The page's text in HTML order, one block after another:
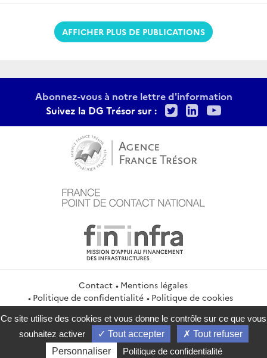
AFFICHER PLUS DE PUBLICATIONS
Abonnez-vous à notre lettre d'information
Suivez la DG Trésor sur :
TwitterLinkedIn
Contact
Mentions légales
Politique de confidentialité
Politique de cookies
Gestion des cookies
Flux RSS
service-public.gouv.fr
legifrance.gouv.fr
info.gouv.fr
data.gouv.fr
Ce site utilise des cookies et vous donne le contrôle sur ce que vous
souhaitez activer
Tout accepter
Tout refuser
Personnaliser
Politique de confidentialité